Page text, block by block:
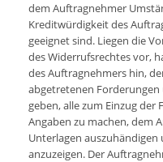
dem Auftragnehmer
Kreditwürdigkeit des
geeignet sind. Liegen die
des Widerrufsrechtes vor,
des Auftragnehmers hin,
abgetretenen
geben, alle zum Einzug
Angaben zu machen, dem
Unterlagen
anzuzeigen. Der